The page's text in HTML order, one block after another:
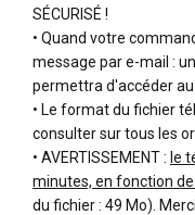
SÉCURISÉ !
• Quand votre
message par e-mail :
permettra d'accéder
• Le format du fichier
consulter sur tous les
• AVERTISSEMENT : le
minutes, en fonction
du fichier : 49 Mo).